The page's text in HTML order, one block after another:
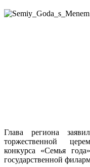
Глава региона
торжественной
конкурса «Семья
государственной